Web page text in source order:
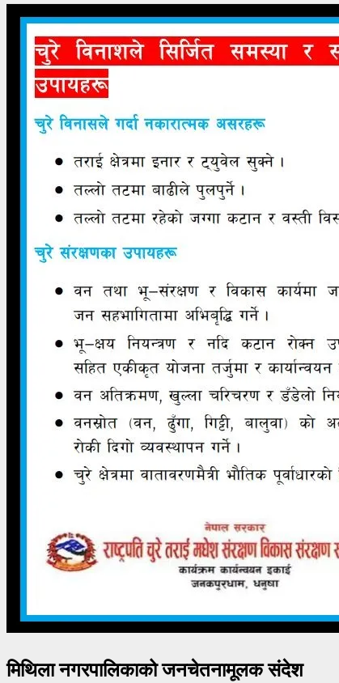
मिथिला नगरपालिकाको जनचेतनामूलक संदेश